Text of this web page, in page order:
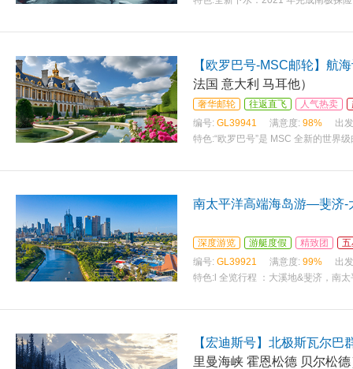
【欧罗巴号-MSC邮轮】航
法国 意大利 马耳他）
奢华邮轮 往返直飞 人气热卖
编号: GL39941 满意度: 98%
出
特色:“欧罗巴号”是 MSC 全新的世界
南太平洋高端海岛游—斐济-
深度游览 游艇度假 精致团
编号: GL39921 满意度: 99%
出
特色: l 全览行程 ：大溪地&斐济，南
【宏迪斯号】北极斯瓦尔巴
里曼海峡 霍恩松德 贝尔松德